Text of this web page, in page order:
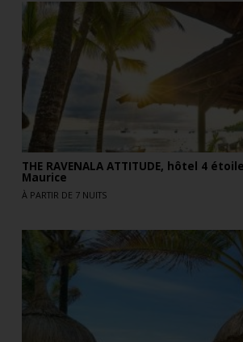
THE RAVENALA ATTITUDE, hôtel 4
Maurice
À PARTIR DE 7 NUITS